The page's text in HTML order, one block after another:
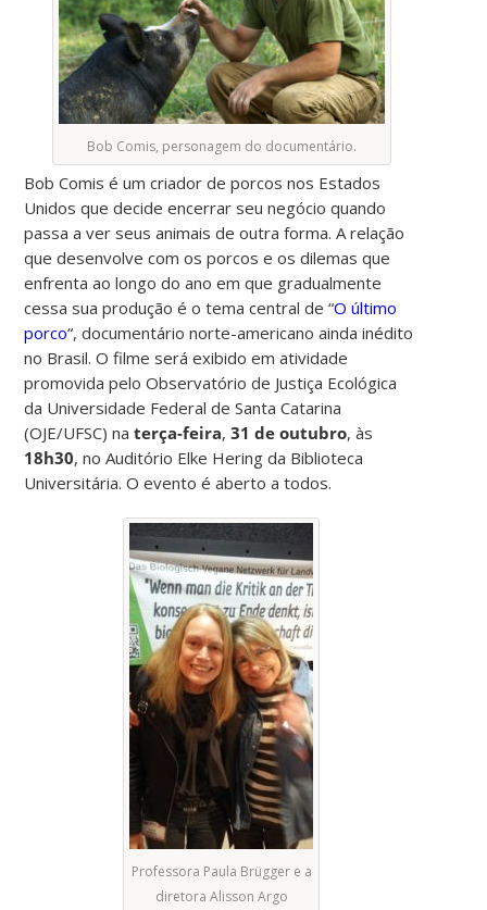
Bob Comis, personagem do documentário.
Bob Comis é um criador de porcos nos Estados
Unidos que decide encerrar seu negócio quando
passa a ver seus animais de outra forma. A relação
que desenvolve com os porcos e os dilemas que
enfrenta ao longo do ano em que gradualmente
cessa sua produção é o tema central de “O último
porco“, documentário norte-americano ainda inédito
no Brasil. O filme será exibido em atividade
promovida pelo Observatório de Justiça Ecológica
da Universidade Federal de Santa Catarina
(OJE/UFSC) naterça-feira,31 de outubro, às
18h30, no Auditório Elke Hering da Biblioteca
Universitária. O evento é aberto a todos.
Professora Paula Brügger e a
diretora Alisson Argo